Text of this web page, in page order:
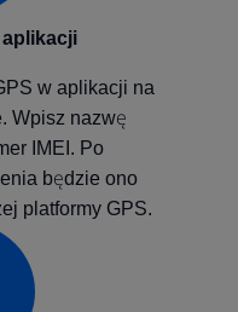
aplikacji
w aplikacji na
Wpisz nazwę
IMEI. Po
będzie ono
platformy GPS.